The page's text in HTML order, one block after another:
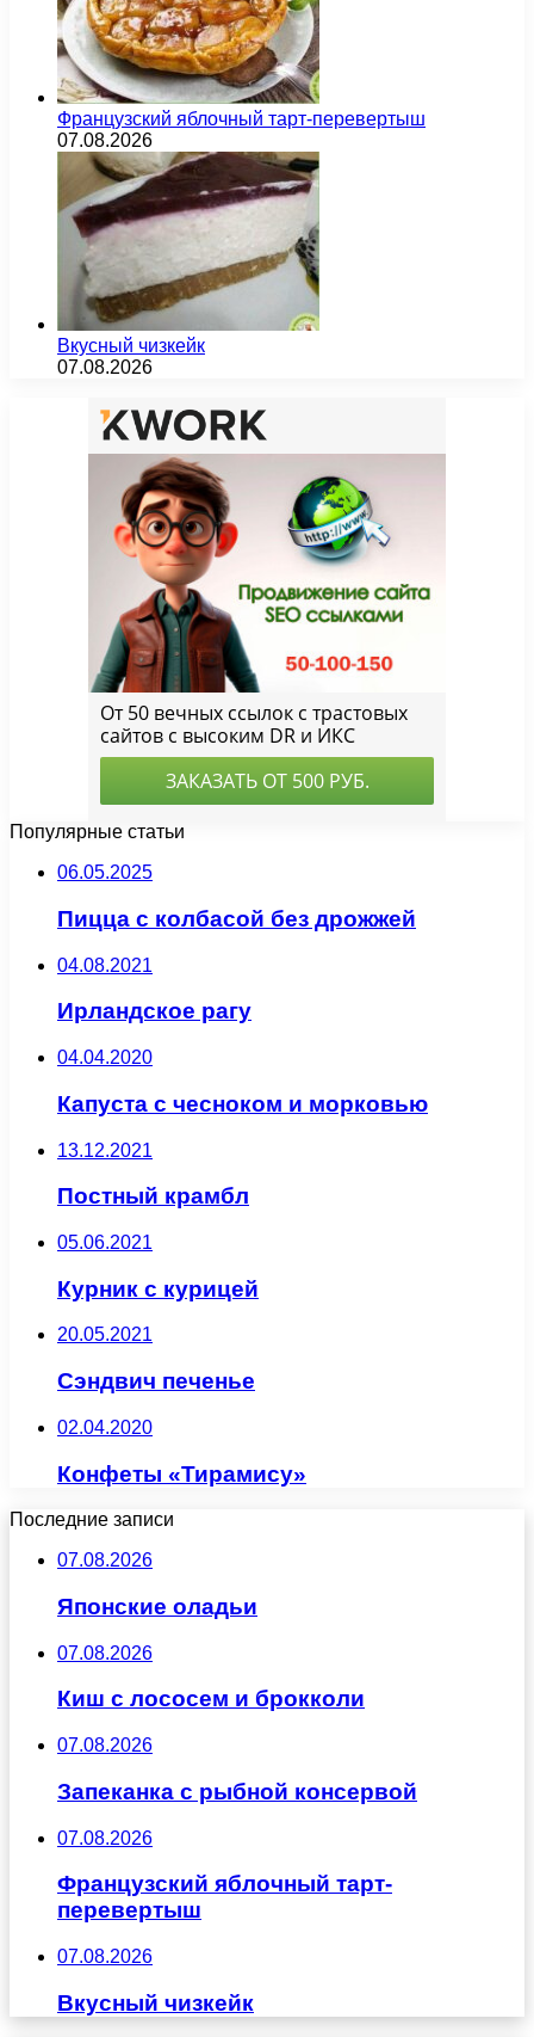
Французский яблочный тарт-перевертыш
07.08.2026
Вкусный чизкейк
07.08.2026
Популярные статьи
06.05.2025
Пицца с колбасой без дрожжей
04.08.2021
Ирландское рагу
04.04.2020
Капуста с чесноком и морковью
13.12.2021
Постный крамбл
05.06.2021
Курник с курицей
20.05.2021
Сэндвич печенье
02.04.2020
Конфеты «Тирамису»
Последние записи
07.08.2026
Японские оладьи
07.08.2026
Киш с лососем и брокколи
07.08.2026
Запеканка с рыбной консервой
07.08.2026
Французский яблочный тарт-
перевертыш
07.08.2026
Вкусный чизкейк